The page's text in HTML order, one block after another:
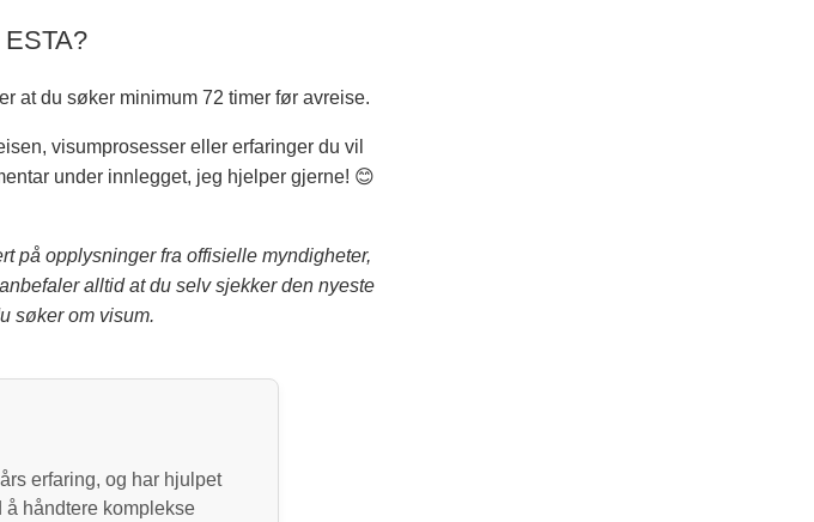
at du søker minimum 72 timer før avreise.
visumprosesser eller erfaringer du vil
under innlegget, jeg hjelper gjerne! 😊
på opplysninger fra offisielle myndigheter,
alltid at du selv sjekker den nyeste
søker om visum.
erfaring, og har hjulpet
å håndtere komplekse